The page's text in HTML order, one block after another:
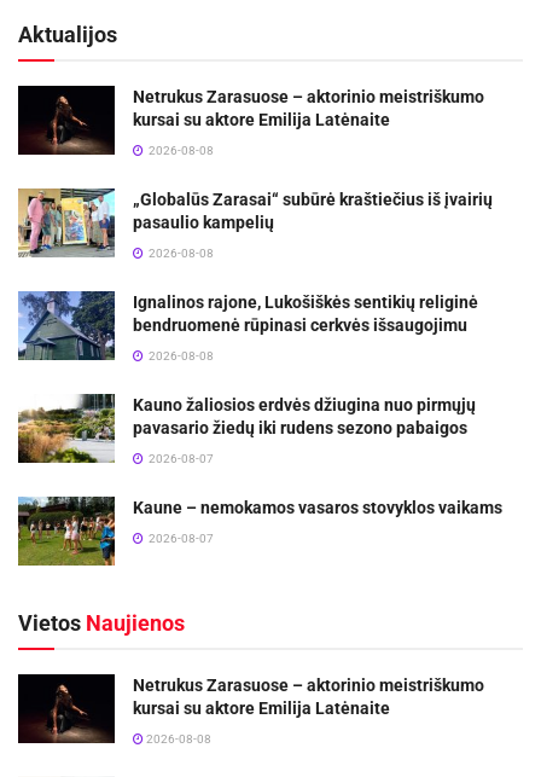
Aktualijos
Netrukus Zarasuose – aktorinio meistriškumo
kursai su aktore Emilija Latėnaite
2026-08-08
„Globalūs Zarasai“ subūrė kraštiečius iš įvairių
pasaulio kampelių
2026-08-08
Ignalinos rajone, Lukošiškės sentikių religinė
bendruomenė rūpinasi cerkvės išsaugojimu
2026-08-08
Kauno žaliosios erdvės džiugina nuo pirmųjų
pavasario žiedų iki rudens sezono pabaigos
2026-08-07
Kaune – nemokamos vasaros stovyklos vaikams
2026-08-07
Vietos Naujienos
Netrukus Zarasuose – aktorinio meistriškumo
kursai su aktore Emilija Latėnaite
2026-08-08